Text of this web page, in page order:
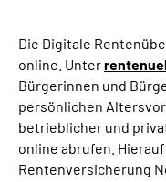
Inhalte in
Leichte Sprache
Die Digitale
online. Unter
Bürgerinnen und
persönlichen
betrieblicher und
online abrufen.
Rentenversicherung